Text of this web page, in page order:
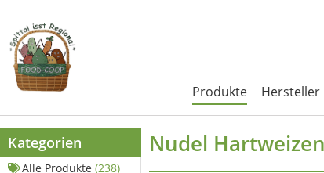
Produkte Hersteller
Kategorien
Alle Produkte (238)
Nudel